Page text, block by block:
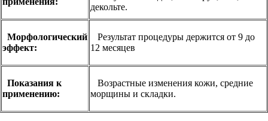
декольте.
Морфологический
эффект:
Результат процедуры держится от 9 до
12 месяцев
Показания к
применению:
Возрастные изменения кожи, средние
морщины и складки.